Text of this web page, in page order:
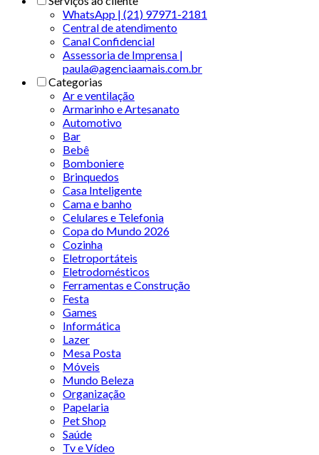
WhatsApp | (21) 97971-2181
Central de atendimento
Canal Confidencial
Assessoria de Imprensa |
paula@agenciaamais.com.br
Categorias
Ar e ventilação
Armarinho e Artesanato
Automotivo
Bar
Bebê
Bomboniere
Brinquedos
Casa Inteligente
Cama e banho
Celulares e Telefonia
Copa do Mundo 2026
Cozinha
Eletroportáteis
Eletrodomésticos
Ferramentas e Construção
Festa
Games
Informática
Lazer
Mesa Posta
Móveis
Mundo Beleza
Organização
Papelaria
Pet Shop
Saúde
Tv e Vídeo